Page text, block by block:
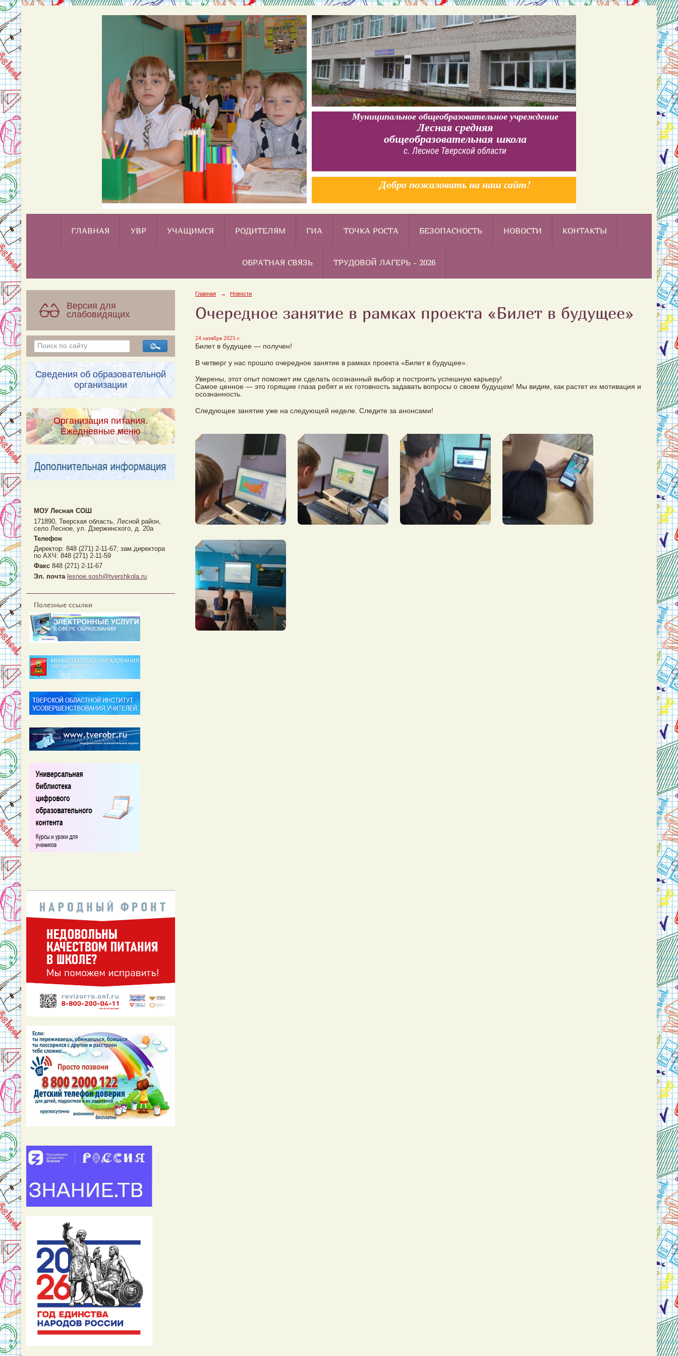
Муниципальное общеобразовательное учреждение
Лесная средняя
общеобразовательная школа
с. Лесное Тверской области
Добро пожаловать на наш сайт!
ГЛАВНАЯ УВР УЧАЩИМСЯ РОДИТЕЛЯМ ГИА ТОЧКА РОСТА БЕЗОПАСНОСТЬ НОВОСТИ КОНТАКТЫ
ОБРАТНАЯ СВЯЗЬ ТРУДОВОЙ ЛАГЕРЬ - 2026
Версия для
слабовидящих
Сведения об образовательной
организации
Организация питания.
Ежедневные меню
МОУ Лесная CОШ
171890, Тверская область, Лесной район,
село Лесное, ул. Дзержинского, д. 20а
Телефон
Директор: 848 (271) 2-11-67; зам.директора
по АХЧ: 848 (271) 2-11-59
Факс 848 (271) 2-11-67
Эл. почта lesnoe.sosh@tvershkola.ru
Полезные ссылки
Главная → Новости
Очередное занятие в рамках проекта «Билет в будущее»
24 октября 2025 г.
Билет в будущее — получен!
В четверг у нас прошло очередное занятие в рамках проекта «Билет в будущее».
Уверены, этот опыт поможет им сделать осознанный выбор и построить успешную карьеру!
Самое ценное — это горящие глаза ребят и их готовность задавать вопросы о своем будущем! Мы видим, как растет их мотивация и
осознанность.
Следующее занятие уже на следующей неделе. Следите за анонсами!